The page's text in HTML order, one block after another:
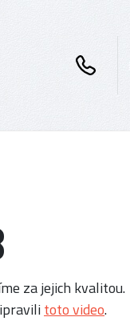
za jejich kvalitou.
toto video.